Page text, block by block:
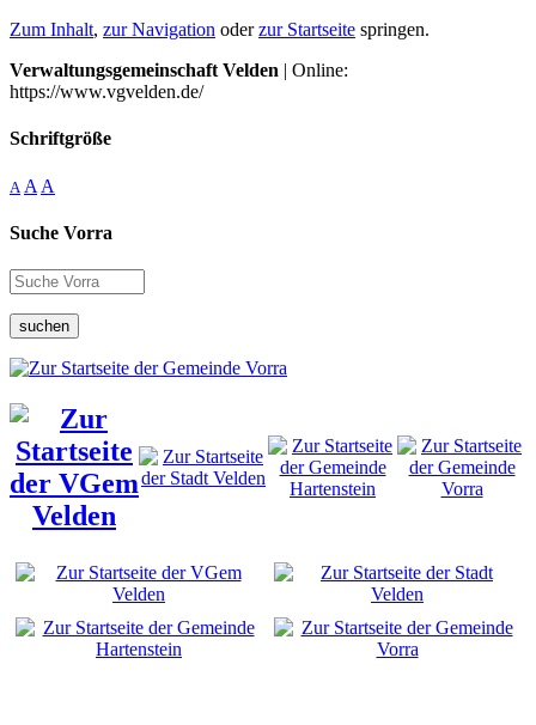
Zum Inhalt, zur Navigation oderzur Startseite springen.
Verwaltungsgemeinschaft Velden | Online:
https://www.vgvelden.de/
Schriftgröße
A A A
Suche Vorra
suchen